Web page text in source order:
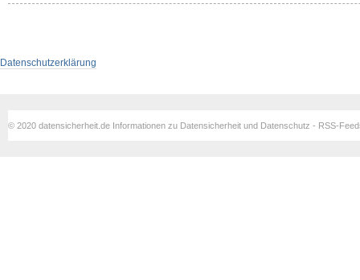
Datenschutzerklärung
© 2020 datensicherheit.de Informationen zu Datensicherheit und Datenschutz - RSS-